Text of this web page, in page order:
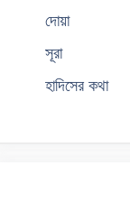
দোয়া
সূরা
হাদিসের কথা